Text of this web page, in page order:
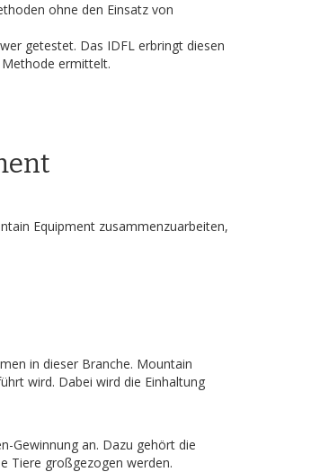
ohne den Einsatz von
getestet. Das IDFL erbringt diesen
Methode ermittelt.
Equipment zusammenzuarbeiten,
in dieser Branche. Mountain
wird. Dabei wird die Einhaltung
Gewinnung an. Dazu gehört die
Tiere großgezogen werden.